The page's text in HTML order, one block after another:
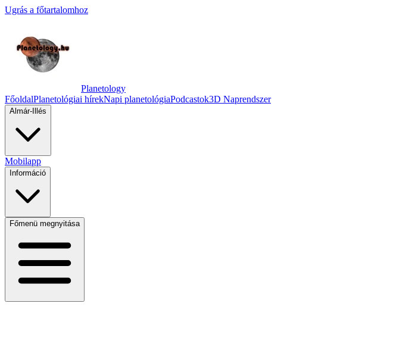
Ugrás a főtartalomhoz
Planetology
FőoldalPlanetológiai hírekNapi planetológiaPodcastok3D Naprendszer
Almár-Illés
Mobilapp
Információ
Főmenü megnyitása